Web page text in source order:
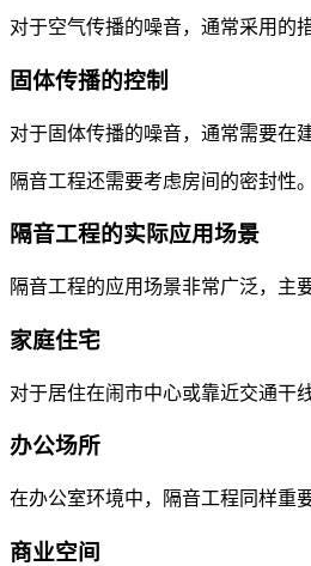
对于空气传播的噪音，通常采用的
固体传播的控制
对于固体传播的噪音，通常需要在
隔音工程还需要考虑房间的密封性
隔音工程的实际应用场景
隔音工程的应用场景非常广泛，主
家庭住宅
对于居住在闹市中心或靠近交通干
办公场所
在办公室环境中，隔音工程同样重
商业空间